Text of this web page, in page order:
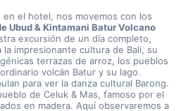
en el hotel, nos movemos con los
Ubud & Kintamani Batur Volcano
excursión de un día completo,
impresionante cultura de Bali, su
terrazas de arroz, los pueblos
volcán Batur y su lago.
para ver la danza cultural Barong.
de Celuk & Mas, famoso por el
en madera. Aquí observaremos a